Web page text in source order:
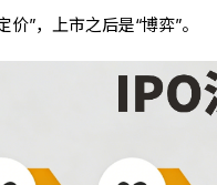
”，上市之后是“博弈”。